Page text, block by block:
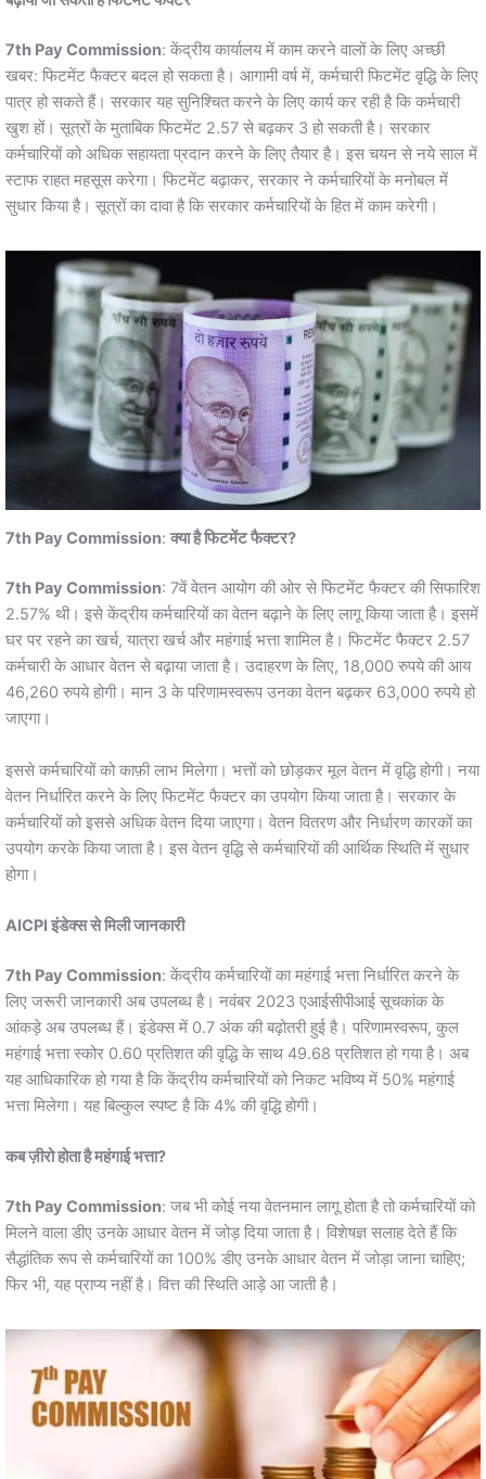
7th Pay Commission: केंद्रीय कार्यालय में काम करने वालों के लिए अच्छी
खबर: फिटमेंट फैक्टर बदल हो सकता है। आगामी वर्ष में, कर्मचारी फिटमेंट वृद्धि के लिए
पात्र हो सकते हैं। सरकार यह सुनिश्चित करने के लिए कार्य कर रही है कि कर्मचारी
खुश हों। सूत्रों के मुताबिक फिटमेंट 2.57 से बढ़कर 3 हो सकती है। सरकार
कर्मचारियों को अधिक सहायता प्रदान करने के लिए तैयार है। इस चयन से नये साल में
स्टाफ राहत महसूस करेगा। फिटमेंट बढ़ाकर, सरकार ने कर्मचारियों के मनोबल में
सुधार किया है। सूत्रों का दावा है कि सरकार कर्मचारियों के हित में काम करेगी।
7th Pay Commission: क्या है फिटमेंट फैक्टर?
7th Pay Commission: 7वें वेतन आयोग की ओर से फिटमेंट फैक्टर की सिफारिश
2.57% थी। इसे केंद्रीय कर्मचारियों का वेतन बढ़ाने के लिए लागू किया जाता है। इसमें
घर पर रहने का खर्च, यात्रा खर्च और महंगाई भत्ता शामिल है। फिटमेंट फैक्टर 2.57
कर्मचारी के आधार वेतन से बढ़ाया जाता है। उदाहरण के लिए, 18,000 रुपये की आय
46,260 रुपये होगी। मान 3 के परिणामस्वरूप उनका वेतन बढ़कर 63,000 रुपये हो
जाएगा।
इससे कर्मचारियों को काफ़ी लाभ मिलेगा। भत्तों को छोड़कर मूल वेतन में वृद्धि होगी। नया
वेतन निर्धारित करने के लिए फिटमेंट फैक्टर का उपयोग किया जाता है। सरकार के
कर्मचारियों को इससे अधिक वेतन दिया जाएगा। वेतन वितरण और निर्धारण कारकों का
उपयोग करके किया जाता है। इस वेतन वृद्धि से कर्मचारियों की आर्थिक स्थिति में सुधार
होगा।
AICPI इंडेक्स से मिली जानकारी
7th Pay Commission: केंद्रीय कर्मचारियों का महंगाई भत्ता निर्धारित करने के
लिए जरूरी जानकारी अब उपलब्ध है। नवंबर 2023 एआईसीपीआई सूचकांक के
आंकड़े अब उपलब्ध हैं। इंडेक्स में 0.7 अंक की बढ़ोतरी हुई है। परिणामस्वरूप, कुल
महंगाई भत्ता स्कोर 0.60 प्रतिशत की वृद्धि के साथ 49.68 प्रतिशत हो गया है। अब
यह आधिकारिक हो गया है कि केंद्रीय कर्मचारियों को निकट भविष्य में 50% महंगाई
भत्ता मिलेगा। यह बिल्कुल स्पष्ट है कि 4% की वृद्धि होगी।
कब ज़ीरो होता है महंगाई भत्ता?
7th Pay Commission: जब भी कोई नया वेतनमान लागू होता है तो कर्मचारियों को
मिलने वाला डीए उनके आधार वेतन में जोड़ दिया जाता है। विशेषज्ञ सलाह देते हैं कि
सैद्धांतिक रूप से कर्मचारियों का 100% डीए उनके आधार वेतन में जोड़ा जाना चाहिए;
फिर भी, यह प्राप्य नहीं है। वित्त की स्थिति आड़े आ जाती है।